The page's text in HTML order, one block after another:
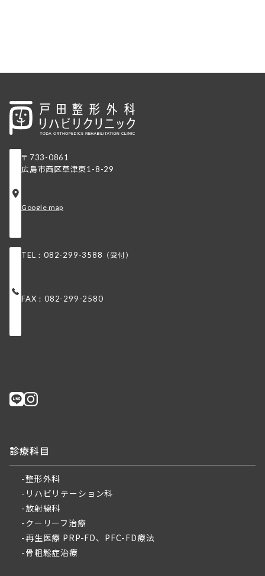
〒733-0861
広島市⻄区草津東1-8-29
Google map
TEL：082-299-3588 （受付）
FAX：082-299-2580
診療科目
整形外科
リハビリテーション科
放射線科
クーリーフ治療
再生医療 PRP-FD、PFC-FD療法
骨粗鬆症治療